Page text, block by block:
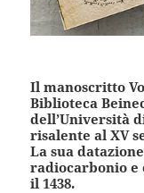
Il manoscritto
Biblioteca
dell’Università
risalente al XV
La sua
radiocarbonio e
il 1438.